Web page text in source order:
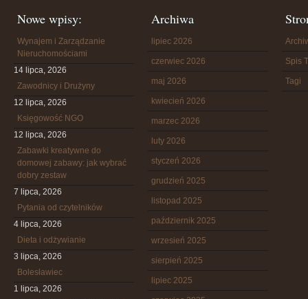
Nowe wpisy:
Wynajem i Zarządzanie
Nieruchomościami
14 lipca, 2026
Zawodnicy i Drużyny
12 lipca, 2026
Księgowość NGO
12 lipca, 2026
Zabawki kreatywne do
domowej zabawy: jak wybrać
dobry zestaw
7 lipca, 2026
Pytania od czytelników
4 lipca, 2026
Dieta i odżywianie
3 lipca, 2026
Bolesławiec
1 lipca, 2026
Archiwa
lipiec 2026
czerwiec 2026
maj 2026
kwiecień 2026
marzec 2026
luty 2026
styczeń 2026
grudzień 2025
listopad 2025
październik 2025
wrzesień 2025
sierpień 2025
lipiec 2025
Spis
Tagi